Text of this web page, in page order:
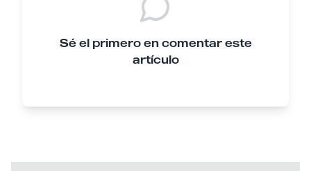
Sé el primero en comentar este
artículo